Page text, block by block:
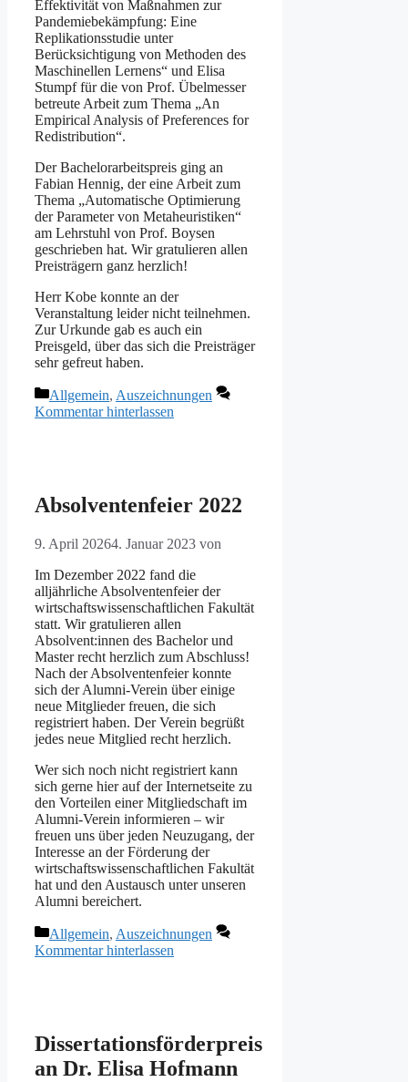
Effektivität von Maßnahmen zur
Pandemiebekämpfung: Eine
Replikationsstudie unter
Berücksichtigung von Methoden des
Maschinellen Lernens“ und Elisa
Stumpf für die von Prof. Übelmesser
betreute Arbeit zum Thema „An
Empirical Analysis of Preferences for
Redistribution“.
Der Bachelorarbeitspreis ging an
Fabian Hennig, der eine Arbeit zum
Thema „Automatische Optimierung
der Parameter von Metaheuristiken“
am Lehrstuhl von Prof. Boysen
geschrieben hat. Wir gratulieren allen
Preisträgern ganz herzlich!
Herr Kobe konnte an der
Veranstaltung leider nicht teilnehmen.
Zur Urkunde gab es auch ein
Preisgeld, über das sich die Preisträger
sehr gefreut haben.
Kategorien
Allgemein, Auszeichnungen
Kommentar hinterlassen
Absolventenfeier 2022
9. April 20264. Januar 2023 von
Im Dezember 2022 fand die
alljährliche Absolventenfeier der
wirtschaftswissenschaftlichen Fakultät
statt. Wir gratulieren allen
Absolvent:innen des Bachelor und
Master recht herzlich zum Abschluss!
Nach der Absolventenfeier konnte
sich der Alumni-Verein über einige
neue Mitglieder freuen, die sich
registriert haben. Der Verein begrüßt
jedes neue Mitglied recht herzlich.
Wer sich noch nicht registriert kann
sich gerne hier auf der Internetseite zu
den Vorteilen einer Mitgliedschaft im
Alumni-Verein informieren – wir
freuen uns über jeden Neuzugang, der
Interesse an der Förderung der
wirtschaftswissenschaftlichen Fakultät
hat und den Austausch unter unseren
Alumni bereichert.
Kategorien
Allgemein, Auszeichnungen
Kommentar hinterlassen
Dissertationsförderpreis
an Dr. Elisa Hofmann